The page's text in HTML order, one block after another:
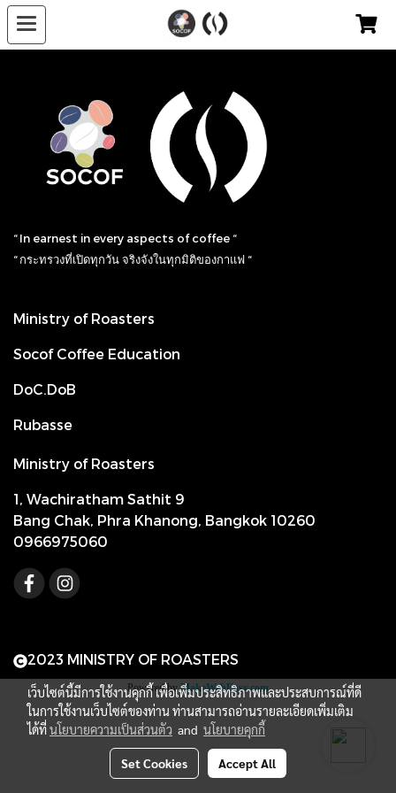
“ In earnest in every aspects of coffee “
“ กระทรวงที่เปิดทุกวัน จริงจังในทุกมิติของกาแฟ “
Ministry of Roasters
Socof Coffee Education
DoC.DoB
Rubasse
Ministry of Roasters
1, Wachiratham Sathit 9
Bang Chak, Phra Khanong, Bangkok 10260
0966975060
2023 MINISTRY OF ROASTERS
Powered byMakeWebEasy.com
เว็บไซต์นี้มีการใช้งานคุกกี้ เพื่อเพิ่มประสิทธิภาพและประสบการณ์ที่ดี
ในการใช้งานเว็บไซต์ของท่าน ท่านสามารถอ่านรายละเอียดเพิ่มเติม
ได้ที่นโยบายความเป็นส่วนตัว and นโยบายคุกกี้
Set Cookies Accept All